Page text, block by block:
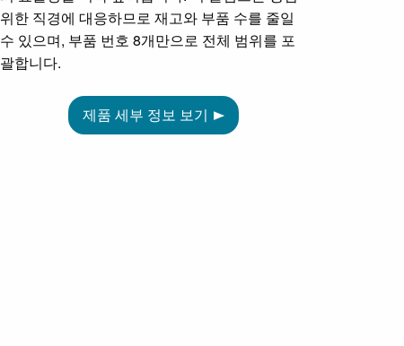
위한 직경에 대응하므로 재고와 부품 수를 줄일
수 있으며, 부품 번호 8개만으로 전체 범위를 포
괄합니다.
제품 세부 정보 보기